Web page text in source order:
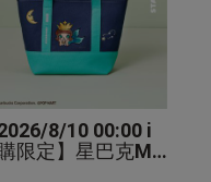
2026/8/10 00:00 i
限定】星巴克MO